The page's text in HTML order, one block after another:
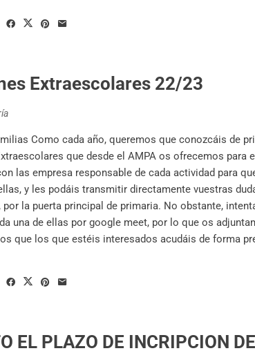
Extraescolares 22/23
Como cada año, queremos que conozcáis de
que desde el AMPA os ofrecemos para
las empresa responsable de cada actividad para
y les podáis transmitir directamente vuestras
por la puerta principal de primaria. No obstante,
una de ellas por google meet, por lo que os
que los que estéis interesados acudáis de forma
EL PLAZO DE INCRIPCION